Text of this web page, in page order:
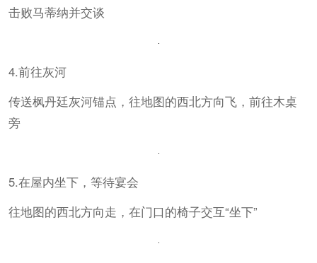
击败马蒂纳并交谈
4.前往灰河
传送枫丹廷灰河锚点，往地图的西北方向飞，前往木桌
旁
5.在屋内坐下，等待宴会
往地图的西北方向走，在门口的椅子交互“坐下”